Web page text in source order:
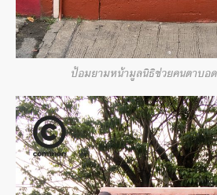
ป้อมยามหน้ามูลนิธิช่วยคนตาบอ